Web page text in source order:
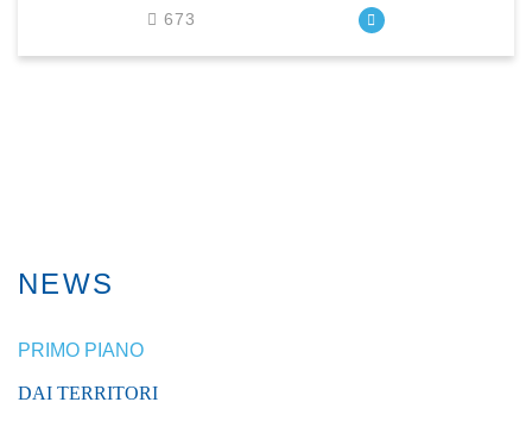
673
NEWS
PRIMO PIANO
DAI TERRITORI